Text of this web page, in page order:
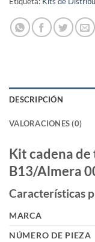
DESCRIPCIÓN
VALORACIONES (0)
Kit cadena
B13/Almera
Características
MARCA
NÚMERO DE PIEZA